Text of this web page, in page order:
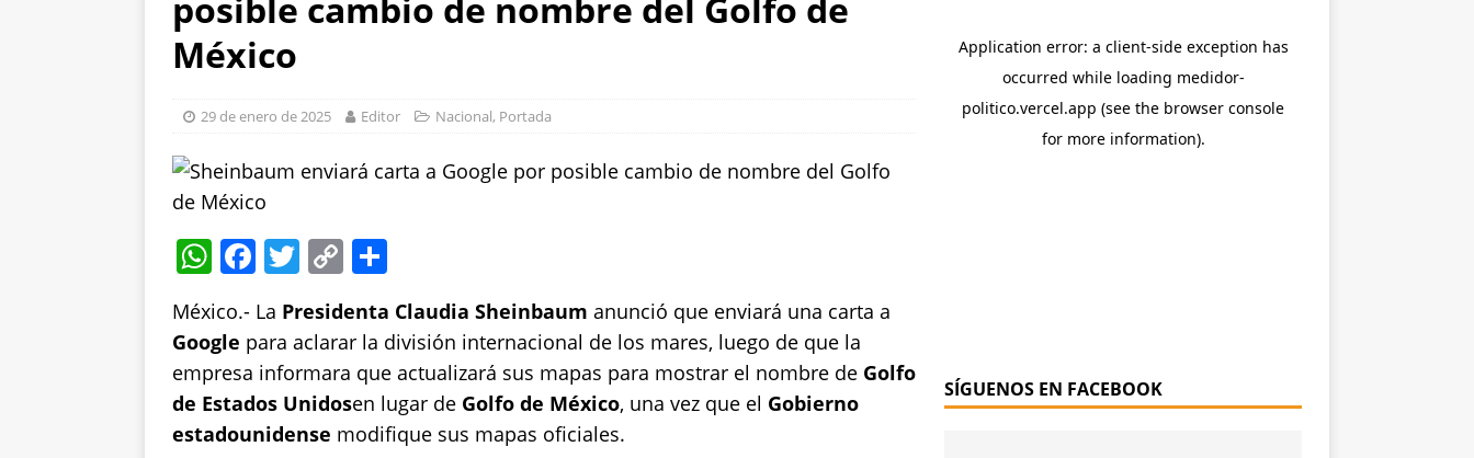
con cercanía y presencia
ESTATAL
México
29 de enero de 2025 Editor Nacional, Portada
W
h
at
s
A
p
F
c
e
b
o
T
w
it
te
r
C
p
y
Li
n
h
a
re
México.- La Presidenta Claudia Sheinbaum anunció que enviará una carta a
Google para aclarar la división internacional de los mares, luego de que la
empresa informara que actualizará sus mapas para mostrar el nombre de Golfo
de Estados Unidosen lugar de Golfo de México, una vez que el Gobierno
estadounidense modifique sus mapas oficiales.
SÍGUENOS EN FACEBOOK